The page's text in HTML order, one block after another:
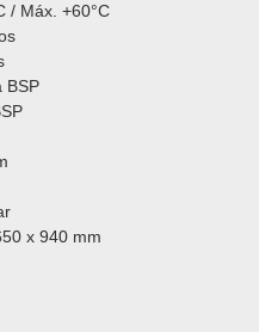
/ Máx. +60°C
BSP
x 940 mm